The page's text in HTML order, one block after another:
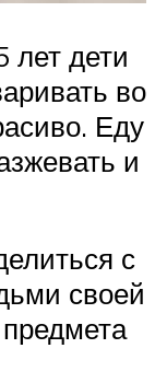
лет дети
во
Еду
и
с
своей